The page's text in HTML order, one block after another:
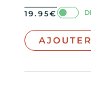
19.95€